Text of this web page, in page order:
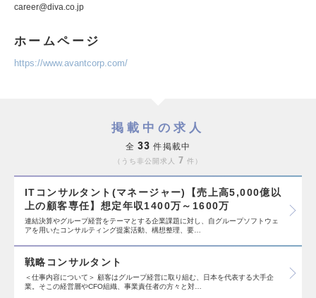
career@diva.co.jp
ホームページ
https://www.avantcorp.com/
掲載中の求人
全 33 件掲載中
うち非公開求人 7 件
ITコンサルタント(マネージャー)【売上高5,000億以
上の顧客専任】想定年収1400万～1600万
連結決算やグループ経営をテーマとする企業課題に対し、自グループソフトウェ
アを用いたコンサルティング提案活動、構想整理、要…
戦略コンサルタント
＜仕事内容について＞ 顧客はグループ経営に取り組む、日本を代表する大手企
業。そこの経営層やCFO組織、事業責任者の方々と対…